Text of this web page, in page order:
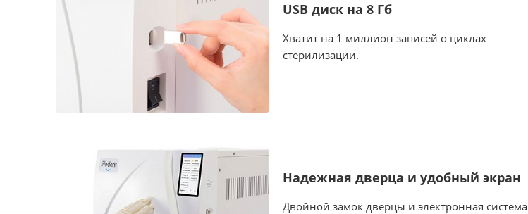
USB диск на 8 Гб
Хватит на 1 миллион записей о циклах
стерилизации.
Надежная дверца и удобный экран
Двойной замок дверцы и электронная система